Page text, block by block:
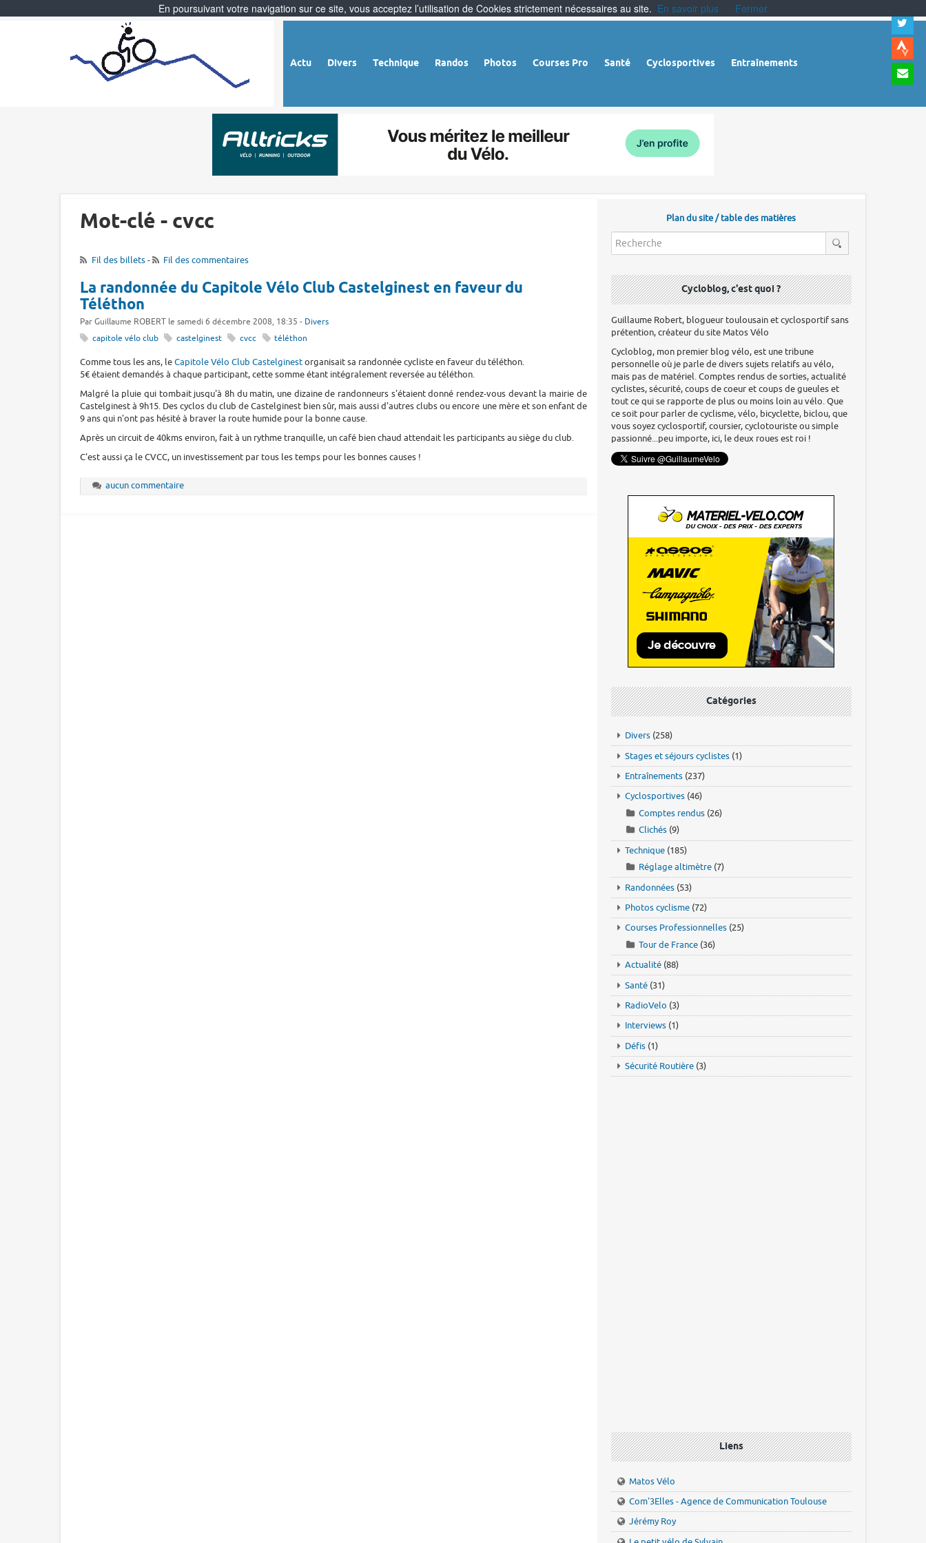
Actu Divers Technique Randos Photos Courses Pro Santé Cyclosportives Entraînements
à
Mot-clé - cvcc
Fil des billets- Fil des commentaires
La randonnée du Capitole Vélo Club Castelginest en faveur du
Téléthon
Par Guillaume ROBERT le samedi 6 décembre 2008, 18:35 - Divers
capitole vélo club
castelginest cvcc téléthon
Comme tous les ans, leCapitole Vélo Club Castelginestorganisait sa randonnée cycliste en faveur du téléthon.
5€ étaient demandés à chaque participant, cette somme étant intégralement reversée au téléthon.
Malgré la pluie qui tombait jusqu'à 8h du matin, une dizaine de randonneurs s'étaient donné rendez-vous devant la mairie de
Castelginest à 9h15. Des cyclos du club de Castelginest bien sûr, mais aussi d'autres clubs ou encore une mère et son enfant de
9 ans qui n'ont pas hésité à braver la route humide pour la bonne cause.
Après un circuit de 40kms environ, fait à un rythme tranquille, un café bien chaud attendait les participants au siège du club.
C'est aussi ça le CVCC, un investissement par tous les temps pour les bonnes causes !
aucun commentaire
Plan du site / table des matières
Cycloblog, c'est quoi ?
Guillaume Robert, blogueur toulousain et cyclosportif sans
prétention, créateur du site Matos Vélo
Cycloblog, mon premier blog vélo, est une tribune
personnelle où je parle de divers sujets relatifs au vélo,
mais pas de matériel. Comptes rendus de sorties, actualité
cyclistes, sécurité, coups de coeur et coups de gueules et
tout ce qui se rapporte de plus ou moins loin au vélo. Que
ce soit pour parler de cyclisme, vélo, bicyclette, biclou, que
vous soyez cyclosportif, coursier, cyclotouriste ou simple
passionné...peu importe, ici, le deux roues est roi !
Catégories
Divers (258)
Stages et séjours cyclistes (1)
Entraînements (237)
Cyclosportives (46)
Comptes rendus (26)
Clichés (9)
Technique (185)
Réglage altimètre (7)
Randonnées (53)
Photos cyclisme (72)
Courses Professionnelles (25)
Tour de France (36)
Actualité (88)
Santé (31)
RadioVelo (3)
Interviews (1)
Défis (1)
Sécurité Routière (3)
Liens
Matos Vélo
Com'3Elles - Agence de Communication Toulouse
Jérémy Roy
En poursuivant votre navigation sur ce site, vous acceptez l’utilisation de Cookies strictement nécessaires au site. En savoir plus Fermer